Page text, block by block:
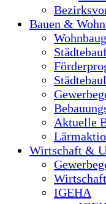
Bauen &
Aktuelle
Wirtschaft &
IGEHA